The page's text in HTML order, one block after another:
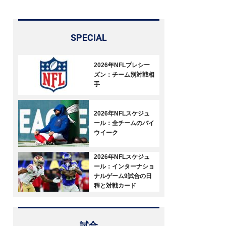
SPECIAL
2026年NFLプレシー
ズン：チーム別対戦相
手
2026年NFLスケジュ
ール：全チームのバイ
ウイーク
2026年NFLスケジュ
ール：インターナショ
ナルゲーム9試合の日
程と対戦カード